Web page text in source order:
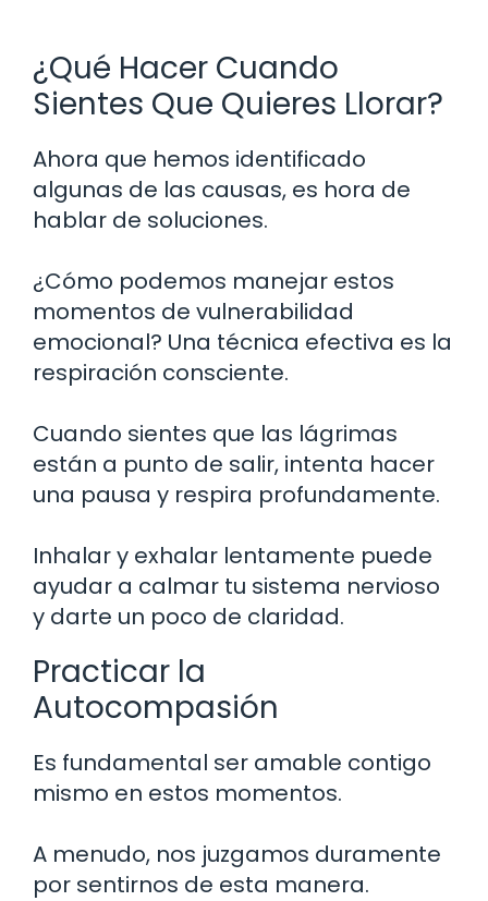
¿Qué Hacer Cuando
Sientes Que Quieres Llorar?
Ahora que hemos identificado
algunas de las causas, es hora de
hablar de soluciones.
¿Cómo podemos manejar estos
momentos de vulnerabilidad
emocional? Una técnica efectiva es la
respiración consciente.
Cuando sientes que las lágrimas
están a punto de salir, intenta hacer
una pausa y respira profundamente.
Inhalar y exhalar lentamente puede
ayudar a calmar tu sistema nervioso
y darte un poco de claridad.
Practicar la
Autocompasión
Es fundamental ser amable contigo
mismo en estos momentos.
A menudo, nos juzgamos duramente
por sentirnos de esta manera.